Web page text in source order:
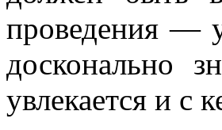
проведения —
досконально
увлекается и с